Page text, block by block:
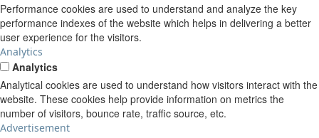
Performance cookies are used to understand and analyze the key
performance indexes of the website which helps in delivering a better
user experience for the visitors.
Analytics
Analytics
Analytical cookies are used to understand how visitors interact with the
website. These cookies help provide information on metrics the
number of visitors, bounce rate, traffic source, etc.
Advertisement